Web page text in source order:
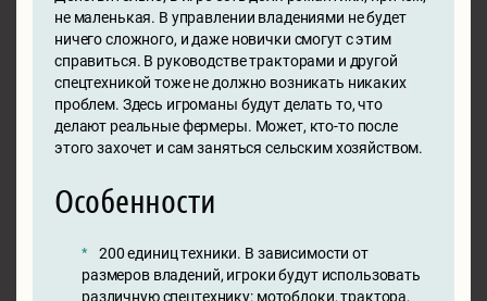
не маленькая. В управлении владениями не будет
ничего сложного, и даже новички смогут с этим
справиться. В руководстве тракторами и другой
спецтехникой тоже не должно возникать никаких
проблем. Здесь игроманы будут делать то, что
делают реальные фермеры. Может, кто-то после
этого захочет и сам заняться сельским хозяйством.
Особенности
200 единиц техники. В зависимости от
размеров владений, игроки будут использовать
различную спецтехнику: мотоблоки, трактора,